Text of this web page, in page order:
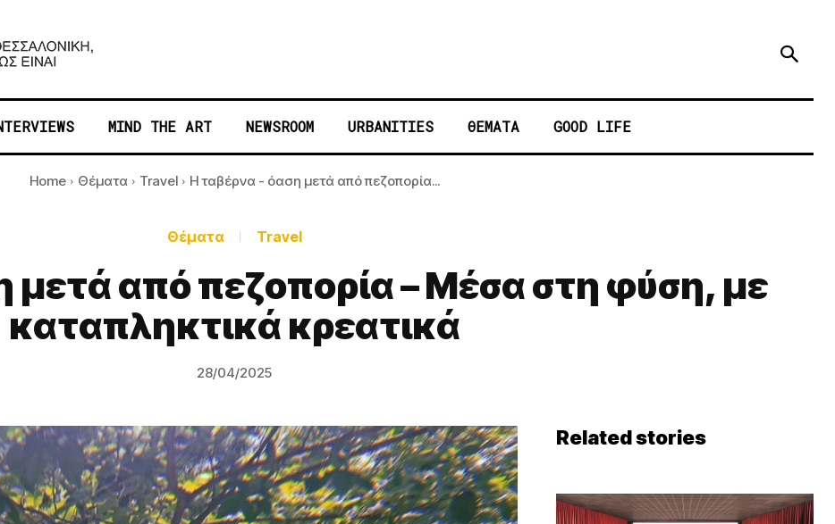
MIND THE ART NEWSROOM URBANITIES ΘΕΜΑΤΑ GOOD LIFE
Home Θέματα Travel Η ταβέρνα - όαση μετά από πεζοπορία...
Θέματα Travel
μετά από πεζοπορία – Μέσα στη φύση, με
καταπληκτικά κρεατικά
28/04/2025
Related stories